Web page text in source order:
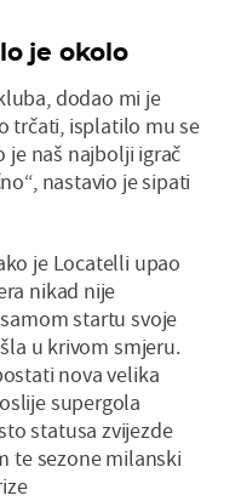
je okolo
dodao mi je
trčati, isplatilo mu se
je naš najbolji igrač
nastavio je sipati
je Locatelli upao
nikad nije
startu svoje
u krivom smjeru.
nova velika
supergola
statusa zvijezde
te sezone milanski